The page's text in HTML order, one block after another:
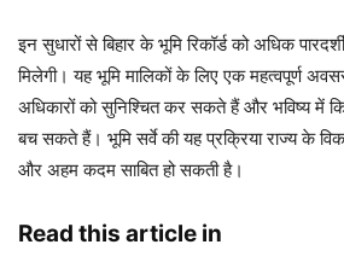
इन सुधारों से बिहार के भूमि रिकॉर्ड को अधिक
मिलेगी। यह भूमि मालिकों के लिए एक महत्वपूर्ण
अधिकारों को सुनिश्चित कर सकते हैं और भविष्य में
बच सकते हैं। भूमि सर्वे की यह प्रक्रिया राज्य के
और अहम कदम साबित हो सकती है।
Read this article in